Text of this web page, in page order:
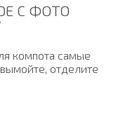
С ФОТО
компота самые
отделите